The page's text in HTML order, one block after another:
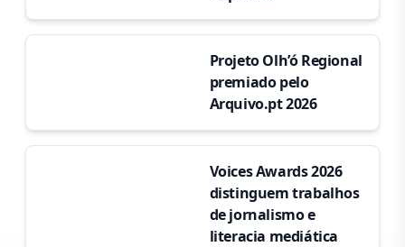
Projeto Olh’ó Regional
premiado pelo
Arquivo.pt 2026
Voices Awards 2026
distinguem trabalhos
de jornalismo e
literacia mediática